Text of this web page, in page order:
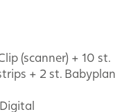
(scanner) + 10 st.
+ 2 st. Babyplan